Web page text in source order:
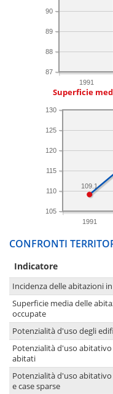
1991
87
88
89
90
Superficie
1991
105
110
115
120
125
130
109.1
CONFRONTI
Indicatore
Incidenza delle abitazioni
Superficie media delle
occupate
Potenzialità d'uso degli
Potenzialità d'uso
abitati
Potenzialità d'uso
e case sparse